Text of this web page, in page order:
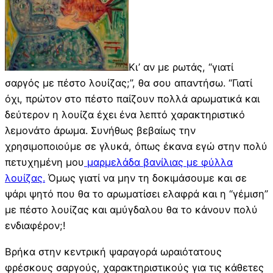
Κι’ αν με ρωτάς, “γιατί
σαργός με πέστο λουίζας;”, θα σου απαντήσω. “Γιατί
όχι, πρώτον στο πέστο παίζουν πολλά αρωματικά και
δεύτερον η λουίζα έχει ένα λεπτό χαρακτηριστικό
λεμονάτο άρωμα. Συνήθως βεβαίως την
χρησιμοποιούμε σε γλυκά, όπως έκανα εγώ στην πολύ
πετυχημένη μου μαρμελάδα βανίλιας με φύλλα
λουίζας. Όμως γιατί να μην τη δοκιμάσουμε και σε
ψάρι ψητό που θα το αρωματίσει ελαφρά και η “γέμιση”
με πέστο λουίζας και αμύγδαλου θα το κάνουν πολύ
ενδιαφέρον;!
Βρήκα στην κεντρική ψαραγορά ωραιότατους
φρέσκους σαργούς, χαρακτηριστικούς για τις κάθετες